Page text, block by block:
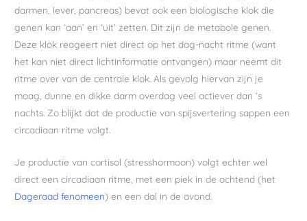
darmen, lever, pancreas) bevat ook een biologische klok die
genen kan ‘aan’ en ‘uit’ zetten. Dit zijn de metabole genen.
Deze klok reageert niet direct op het dag-nacht ritme (want
het kan niet direct lichtinformatie ontvangen) maar neemt dit
ritme over van de centrale klok. Als gevolg hiervan zijn je
maag, dunne en dikke darm overdag veel actiever dan ’s
nachts. Zo blijkt dat de productie van spijsvertering sappen een
circadiaan ritme volgt.
Je productie van cortisol (stresshormoon) volgt echter wel
direct een circadiaan ritme, met een piek in de ochtend (het
Dageraad fenomeen) en een dal in de avond.